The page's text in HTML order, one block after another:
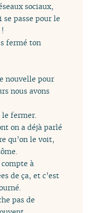
sociaux,
se passe pour le
fermé ton
nouvelle pour
nous avons
le fermer.
on a déjà parlé
qu’on le voit,
compte à
de ça, et c’est
pas de